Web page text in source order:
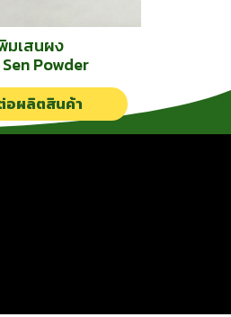
มเสนผง
Powder
อผลิตสินค้า